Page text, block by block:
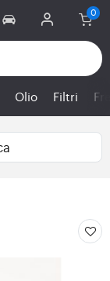
Olio Filtri